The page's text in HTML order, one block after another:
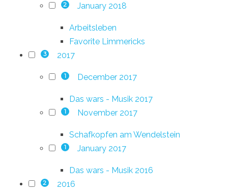
2 January 2018
Arbeitsleben
Favorite Limmericks
3 2017
1 December 2017
Das wars - Musik 2017
1 November 2017
Schafkopfen am Wendelstein
1 January 2017
Das wars - Musik 2016
2 2016